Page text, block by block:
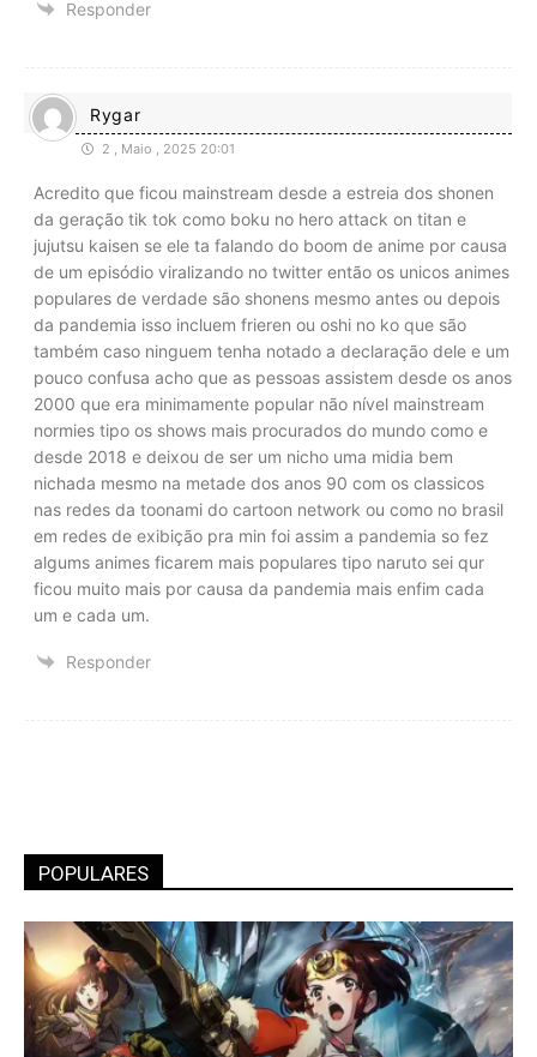
Responder
Rygar
2 , Maio , 2025 20:01
Acredito que ficou mainstream desde a estreia dos shonen
da geração tik tok como boku no hero attack on titan e
jujutsu kaisen se ele ta falando do boom de anime por causa
de um episódio viralizando no twitter então os unicos animes
populares de verdade são shonens mesmo antes ou depois
da pandemia isso incluem frieren ou oshi no ko que são
também caso ninguem tenha notado a declaração dele e um
pouco confusa acho que as pessoas assistem desde os anos
2000 que era minimamente popular não nível mainstream
normies tipo os shows mais procurados do mundo como e
desde 2018 e deixou de ser um nicho uma midia bem
nichada mesmo na metade dos anos 90 com os classicos
nas redes da toonami do cartoon network ou como no brasil
em redes de exibição pra min foi assim a pandemia so fez
algums animes ficarem mais populares tipo naruto sei qur
ficou muito mais por causa da pandemia mais enfim cada
um e cada um.
Responder
POPULARES